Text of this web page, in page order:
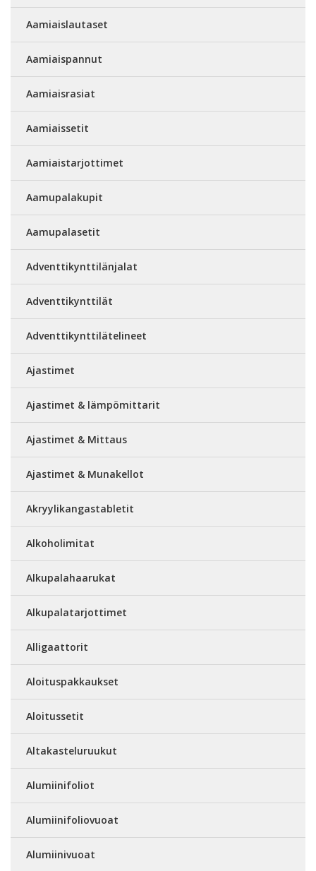
Aamiaislautaset
Aamiaispannut
Aamiaisrasiat
Aamiaissetit
Aamiaistarjottimet
Aamupalakupit
Aamupalasetit
Adventtikynttilänjalat
Adventtikynttilät
Adventtikynttilätelineet
Ajastimet
Ajastimet & lämpömittarit
Ajastimet & Mittaus
Ajastimet & Munakellot
Akryylikangastabletit
Alkoholimitat
Alkupalahaarukat
Alkupalatarjottimet
Alligaattorit
Aloituspakkaukset
Aloitussetit
Altakasteluruukut
Alumiinifoliot
Alumiinifoliovuoat
Alumiinivuoat